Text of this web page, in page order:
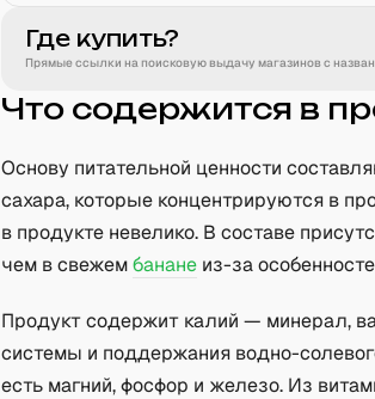
Где купить?
Прямые ссылки на поисковую выдачу магазинов с
Что содержится в
Основу питательной ценности
сахара, которые концентрируются в
в продукте невелико. В составе
чем в свежембанане из-за
Продукт содержит калий — минерал,
системы и поддержания водно-
есть магний, фосфор и железо. Из